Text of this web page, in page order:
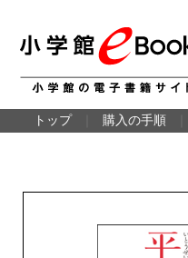
トップ 購入の手順